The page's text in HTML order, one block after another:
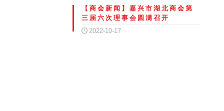
【商会新闻】嘉兴市湖北商会第
三届六次理事会圆满召开
2022-10-17